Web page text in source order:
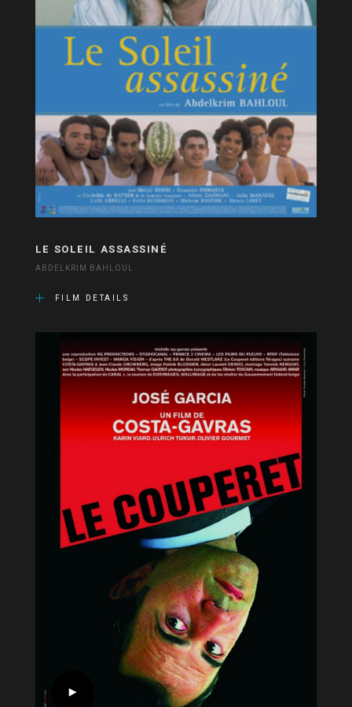
LE SOLEIL ASSASSINÉ
ABDELKRIM BAHLOUL
FILM DETAILS